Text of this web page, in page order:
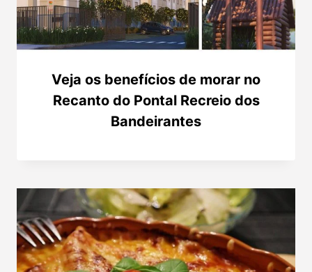
Veja os benefícios de morar no
Recanto do Pontal Recreio dos
Bandeirantes